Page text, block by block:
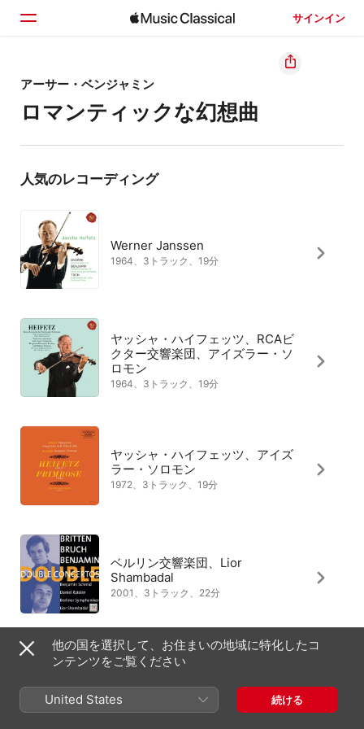
サインイン
ホーム
見つける
検索
アーサー・ベンジャミン
ロマンティックな幻想曲
人気のレコーディング
Werner Janssen
1964、3トラック、19分
ヤッシャ・ハイフェッツ、RCAビ
クター交響楽団、アイズラー・ソ
ロモン
1964、3トラック、19分
ヤッシャ・ハイフェッツ、アイズ
ラー・ソロモン
1972、3トラック、19分
ベルリン交響楽団、Lior
Shambadal
2001、3トラック、22分
BBC ウェールズ・ナショナル管弦
楽団、ハワード・グリフィス
2025、2トラック、13分
他の国を選択して、お住まいの地域に特化したコ
ンテンツをご覧ください
United States 続ける